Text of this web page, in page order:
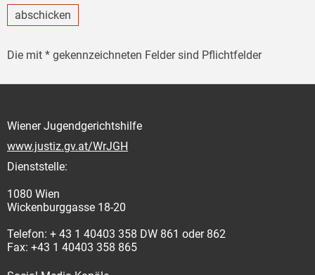
abschicken
Die mit * gekennzeichneten Felder sind Pflichtfelder
Wiener Jugendgerichtshilfe
www.justiz.gv.at/WrJGH
Dienststelle:
1080 Wien
Wickenburggasse 18-20
Telefon: + 43 1 40403 358 DW 861 oder 862
Fax: +43 1 40403 358 865